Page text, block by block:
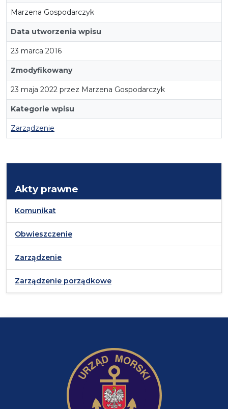
Marzena Gospodarczyk
Data utworzenia wpisu
23 marca 2016
Zmodyfikowany
23 maja 2022 przez Marzena Gospodarczyk
Kategorie wpisu
Zarządzenie
Akty prawne
Komunikat
Obwieszczenie
Zarządzenie
Zarządzenie porządkowe